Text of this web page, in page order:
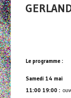
Le programme :
Samedi 14 mai
11:00 19:00 :